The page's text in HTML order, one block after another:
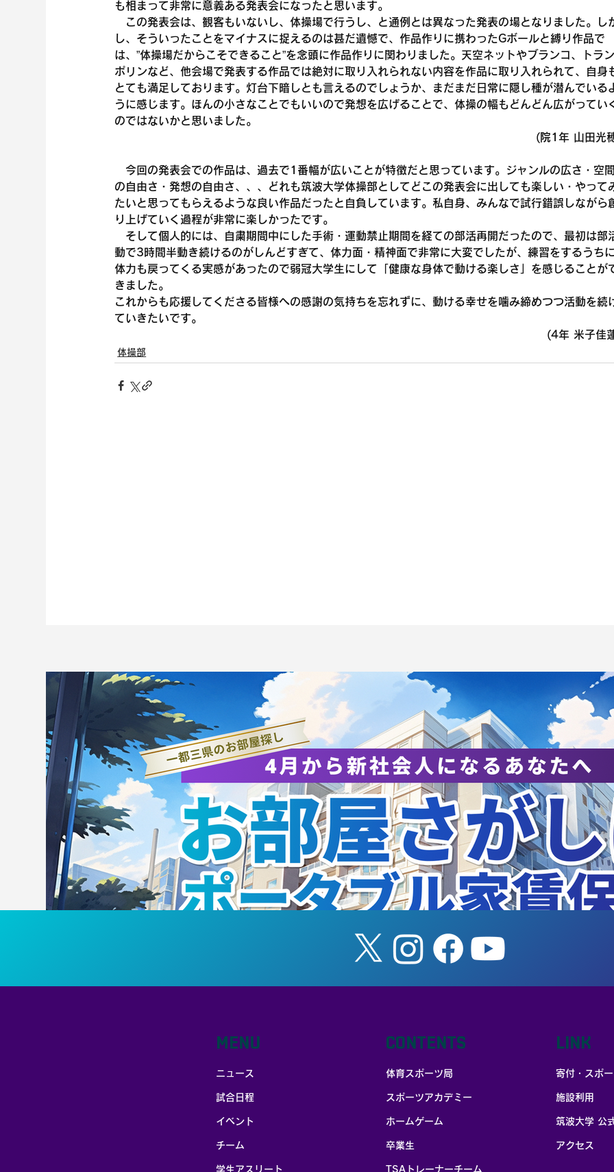
も相まって非常に意義ある発表会になったと思います。
この発表会は、観客もいないし、体操場で行うし、と通例とは異なった発表の場となりました。し
し、そういったことをマイナスに捉えるのは甚だ遺憾で、作品作りに携わったGボールと縛り作品で
は、”体操場だからこそできること”を念頭に作品作りに関わりました。天空ネットやブランコ、トラン
ポリンなど、他会場で発表する作品では絶対に取り入れられない内容を作品に取り入れられて、自身
とても満足しております。灯台下暗しとも言えるのでしょうか、まだまだ日常に隠し種が潜んでいる
うに感じます。ほんの小さなことでもいいので発想を広げることで、体操の幅もどんどん広がってい
のではないかと思いました。
(院1年 山田光
今回の発表会での作品は、過去で1番幅が広いことが特徴だと思っています。ジャンルの広さ・空間
の自由さ・発想の自由さ、、、どれも筑波大学体操部としてどこの発表会に出しても楽しい・やって
たいと思ってもらえるような良い作品だったと自負しています。私自身、みんなで試行錯誤しながら
り上げていく過程が非常に楽しかったです。
そして個人的には、自粛期間中にした手術・運動禁止期間を経ての部活再開だったので、最初は部
動で3時間半動き続けるのがしんどすぎて、体力面・精神面で非常に大変でしたが、練習をするうちに
体力も戻ってくる実感があったので弱冠大学生にして「健康な身体で動ける楽しさ」を感じることが
きました。
これからも応援してくださる皆様への感謝の気持ちを忘れずに、動ける幸せを噛み締めつつ活動を続
ていきたいです。
(4年 米子佳
体操部
2026 NPO法人ジョイナスみ
ほ体操フェスティバル
第31回つくば体操フェスティ
バル
第30回全日本ラー
権大会
お部屋探しはポータブル家賃保証
ニュース
試合日程
イベント
チーム
学生アスリート
MENU
体育スポーツ局
スポーツアカデミー
ホームゲーム
卒業生
TSAトレーナーチーム
CONTENTS
寄付・スポ
施設利用
筑波大学 公
アクセス
LINK